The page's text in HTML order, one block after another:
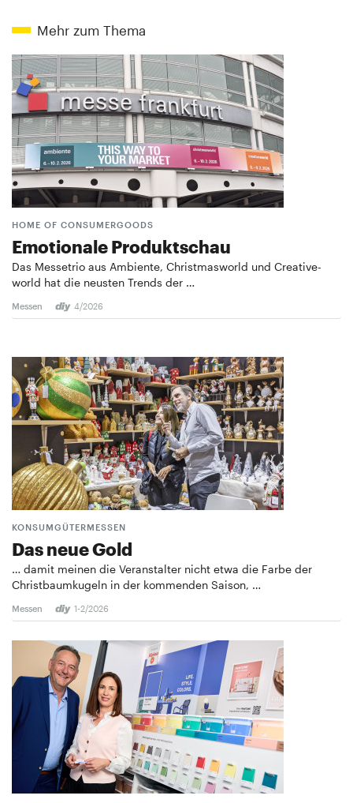
Mehr zum Thema
HOME OF CONSUMERGOODS
Emotionale Produktschau
Das Messetrio aus Ambiente, Christmasworld und Creative­
world hat die neusten Trends der …
Messen 4/2026
KONSUMGÜTERMESSEN
Das neue Gold
… damit meinen die Veranstalter nicht etwa die Farbe der
Christbaumkugeln in der kommenden Saison, …
Messen 1-2/2026